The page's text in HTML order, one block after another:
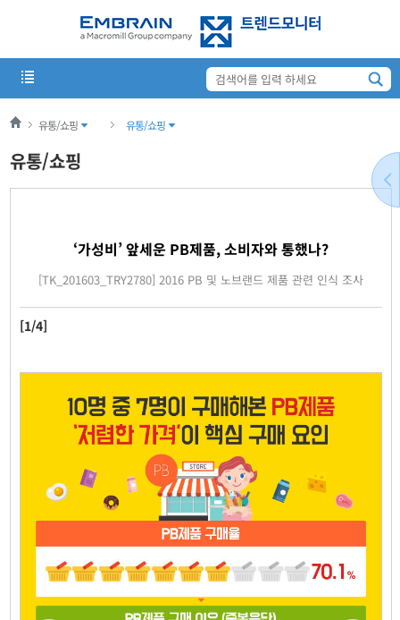
유통/쇼핑 유통/쇼핑
유통/쇼핑
‘가성비’ 앞세운 PB제품, 소비자와 통했나?
[TK_201603_TRY2780] 2016 PB 및 노브랜드 제품 관련 인식 조사
[1/4]